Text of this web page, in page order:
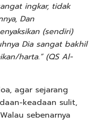
ingkar, tidak
Dan
(sendiri)
Dia sangat bakhil
harta.” (QS Al-
agar sejarang
keadaan sulit,
sebenarnya